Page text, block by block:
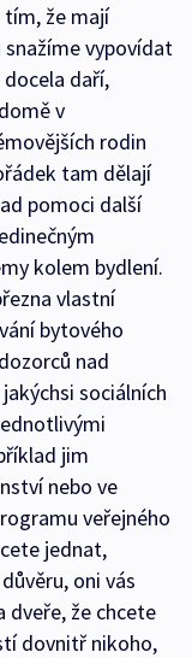
že mají
vypovídat
daří,
v
rodin
tam dělají
pomoci další
kolem bydlení.
vlastní
bytového
nad
sociálních
jim
nebo ve
veřejného
jednat,
oni vás
dveře, že chcete
dovnitř nikoho,